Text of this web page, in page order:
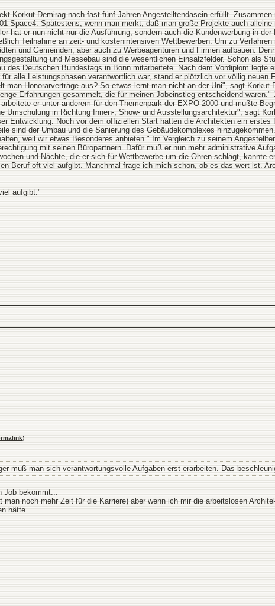
Korkut Demirag nach fast fünf Jahren Angestelltendasein erfüllt.
Space4. Spätestens, wenn man merkt, daß man große Projekte auch
hat er nun nicht nur die Ausführung, sondern auch die Kundenwerbung in der
Teilnahme an zeit- und kostenintensiven Wettbewerben. Um zu Verfahren
und Gemeinden, aber auch zu Werbeagenturen und Firmen aufbauen.
und Messebau sind die wesentlichen Einsatzfelder. Schon als
des Deutschen Bundestags in Bonn mitarbeitete. Nach dem Vordiplom legte
alle Leistungsphasen verantwortlich war, stand er plötzlich vor völlig neuen
man Honorarverträge aus? So etwas lernt man nicht an der Uni", sagt Korkut
Erfahrungen gesammelt, die für meinen Jobeinstieg entscheidend waren."
er unter anderem für den Themenpark der EXPO 2000 und mußte
in Richtung Innen-, Show- und Ausstellungsarchitektur", sagt
Entwicklung. Noch vor dem offiziellen Start hatten die Architekten ein erstes
sind der Umbau und die Sanierung des Gebäudekomplexes
weil wir etwas Besonderes anbieten." Im Vergleich zu seinem
mit seinen Büropartnern. Dafür muß er nun mehr administrative
und Nächte, die er sich für Wettbewerbe um die Ohren schlägt, kannte
Beruf oft viel aufgibt. Manchmal frage ich mich schon, ob es das wert ist.
aufgibt."
)
muß man sich verantwortungsvolle Aufgaben erst erarbeiten. Das
Job bekommt...
noch mehr Zeit für die Karriere) aber wenn ich mir die arbeitslosen
hätte...